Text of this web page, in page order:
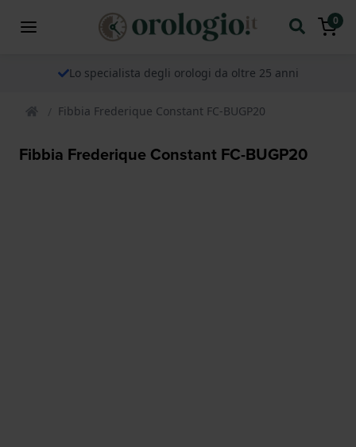
0
Lo specialista degli orologi da oltre 25 anni
Fibbia Frederique Constant FC-BUGP20
Fibbia Frederique Constant FC-BUGP20